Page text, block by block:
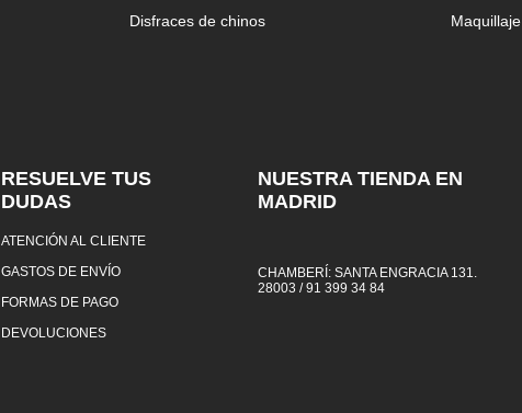
Disfraces de chinos Maquillaje
RESUELVE TUS
DUDAS
ATENCIÓN AL CLIENTE
GASTOS DE ENVÍO
FORMAS DE PAGO
DEVOLUCIONES
NUESTRA TIENDA EN
MADRID
CHAMBERÍ: SANTA ENGRACIA 131.
28003 / 91 399 34 84